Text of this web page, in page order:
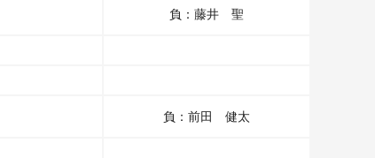
負：藤井 聖
負：前田 健太